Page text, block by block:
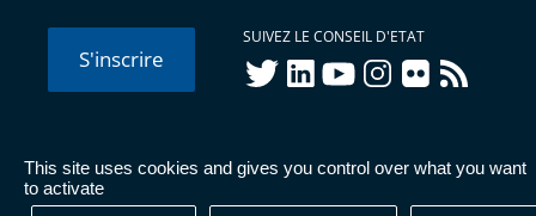
This site uses cookies and gives you control over what you want
to activate
S'inscrire
SUIVEZ LE CONSEIL D'ETAT
twitterlinkedInyoutubeinstagram
flickr rss
© Conseil d'État 2026 - Mentions légales
Données
personnelles-Publications administratives-Accessibilité :